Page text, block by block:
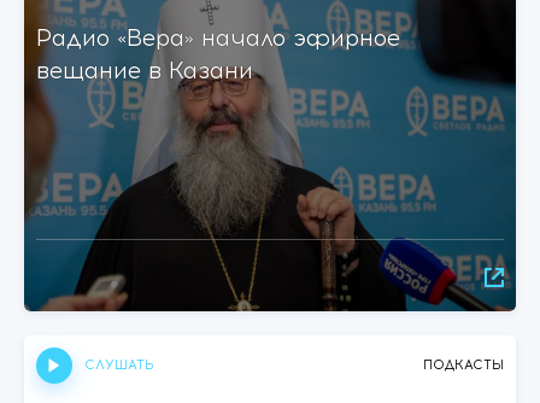
Радио «Вера» начало эфирное
вещание в Казани
СЛУШАТЬ ПОДКАСТЫ